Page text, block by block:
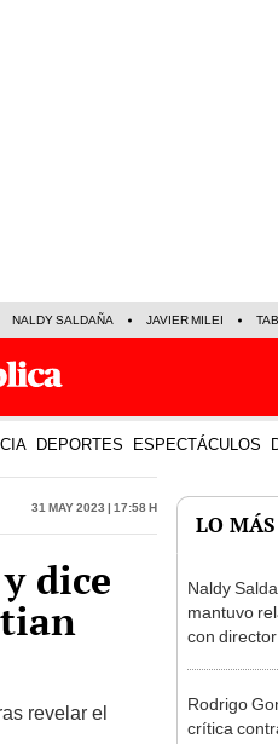
NALDY SALDAÑA JAVIER MILEI
DEPORTES ESPECTÁCULOS
31 May 2023 | 17:58 h
dice
revelar el
LO
Naldy
mantuvo
con
bajo”
Rodrigo
crítica